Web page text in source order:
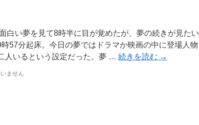
白い夢を見て8時半に目が覚めたが、夢の続きが見たい
57分起床。今日の夢ではドラマか映画の中に登場人物
人いるという設定だった。夢 … 続きを読む →
ません